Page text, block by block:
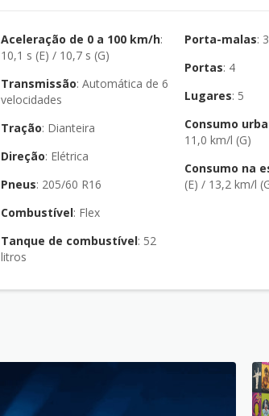
Aceleração de 0 a 100 km/h:
10,1 s (E) / 10,7 s (G)
Transmissão: Automática de 6
velocidades
Tração : Dianteira
Direção : Elétrica
Pneus : 205/60 R16
Combustível : Flex
Tanque de combustível: 52
litros
Porta-malas :
Portas : 4
Lugares : 5
Consumo
11,0 km/l (G)
Consumo na
(E) / 13,2 km/l